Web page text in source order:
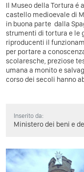
Il Museo della Tortura
castello medioevale di
in buona parte dalla
strumenti di tortura e le
riproducenti il
per portare a
scolaresche, preziose
umana a monito e
corso dei secoli hanno
Inserito da:
Ministero dei beni e